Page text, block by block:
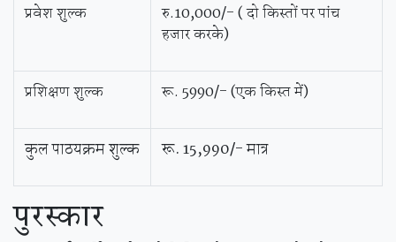
प्रवेश शुल्क
रु.10,000/- ( दो किस्‍तों पर पांच
हजार करके)
प्रशिक्षण शुल्क रू. 5990/- (एक किस्‍त में)
कुलपाठयक्रमशुल्क रू. 15,990/- मात्र
पुरस्कार